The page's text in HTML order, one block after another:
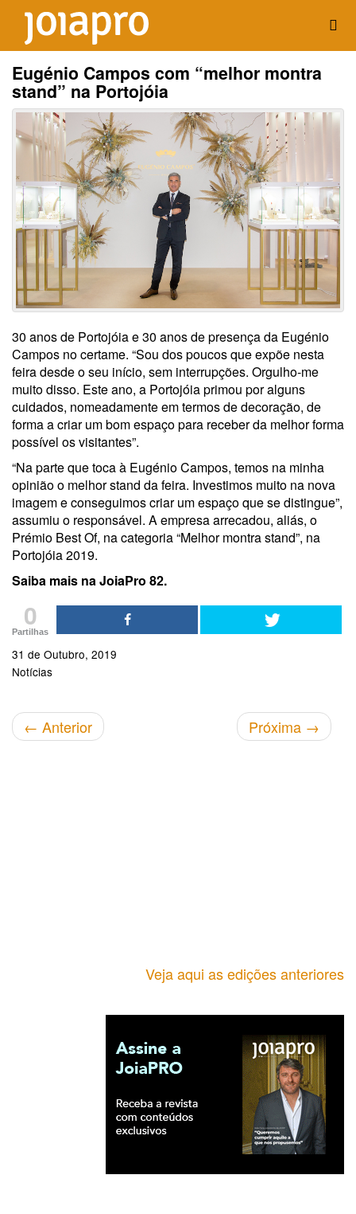
Eugénio Campos com “melhor montra
stand” na Portojóia
30 anos de Portojóia e 30 anos de presença da Eugénio
Campos no certame. “Sou dos poucos que expõe nesta
feira desde o seu início, sem interrupções. Orgulho-me
muito disso. Este ano, a Portojóia primou por alguns
cuidados, nomeadamente em termos de decoração, de
forma a criar um bom espaço para receber da melhor forma
possível os visitantes”.
“Na parte que toca à Eugénio Campos, temos na minha
opinião o melhor stand da feira. Investimos muito na nova
imagem e conseguimos criar um espaço que se distingue”,
assumiu o responsável. A empresa arrecadou, aliás, o
Prémio Best Of, na categoria “Melhor montra stand”, na
Portojóia 2019.
Saiba mais na JoiaPro 82.
0
Partilhas
31 de Outubro, 2019
Notícias
← Anterior Próxima →
Veja aqui as edições anteriores